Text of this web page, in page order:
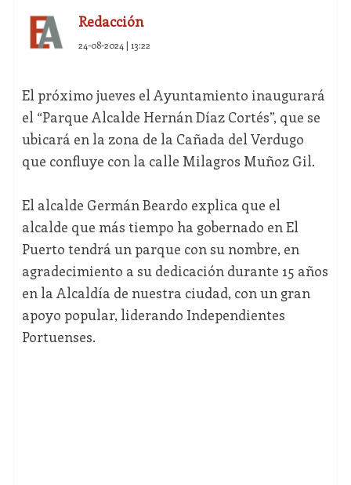
Redacción
24-08-2024 | 13:22
El próximo jueves el Ayuntamiento inaugurará
el “Parque Alcalde Hernán Díaz Cortés”, que se
ubicará en la zona de la Cañada del Verdugo
que confluye con la calle Milagros Muñoz Gil.
El alcalde Germán Beardo explica que el
alcalde que más tiempo ha gobernado en El
Puerto tendrá un parque con su nombre, en
agradecimiento a su dedicación durante 15 años
en la Alcaldía de nuestra ciudad, con un gran
apoyo popular, liderando Independientes
Portuenses.